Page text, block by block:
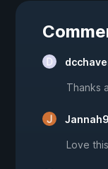
Thanks
Love